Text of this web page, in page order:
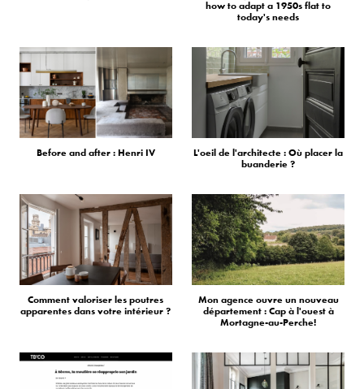
how to adapt a 1950s flat to
today's needs
Before and after : Henri IV
L'oeil de l'architecte : Où placer la
buanderie ?
Comment valoriser les poutres
apparentes dans votre intérieur ?
Mon agence ouvre un nouveau
département : Cap à l'ouest à
Mortagne-au-Perche!